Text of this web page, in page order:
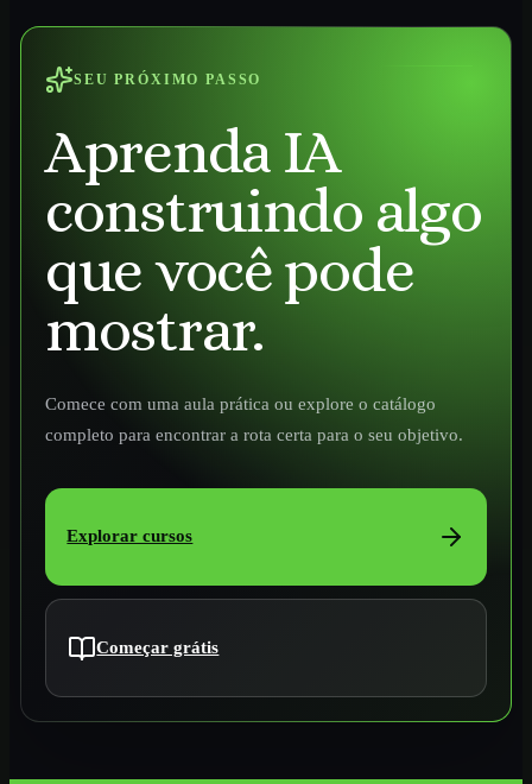
SEU PRÓXIMO PASSO
Aprenda IA
construindo algo
que você pode
mostrar.
Comece com uma aula prática ou explore o catálogo
completo para encontrar a rota certa para o seu objetivo.
Explorar cursos
Começar grátis